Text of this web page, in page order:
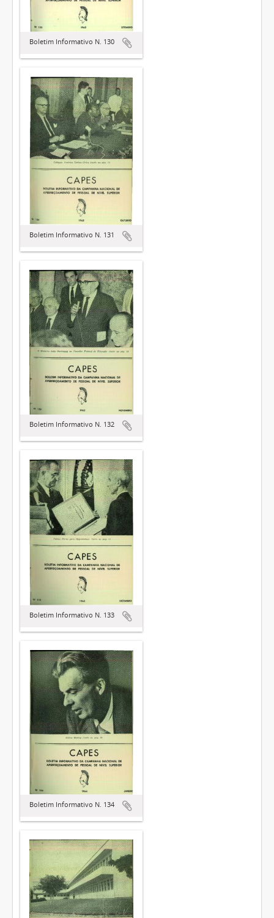
Boletim Informativo N. 130
Boletim Informativo N. 131
Boletim Informativo N. 132
Boletim Informativo N. 133
Boletim Informativo N. 134